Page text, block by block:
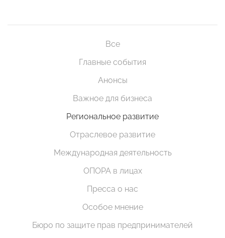
Все
Главные события
Анонсы
Важное для бизнеса
Региональное развитие
Отраслевое развитие
Международная деятельность
ОПОРА в лицах
Пресса о нас
Особое мнение
Бюро по защите прав предпринимателей